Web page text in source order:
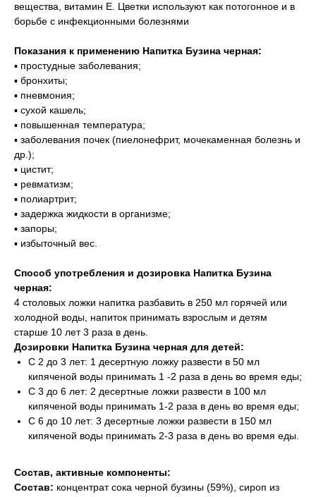
вещества, витамин Е. Цветки используют как потогонное и в
борьбе с инфекционными болезнями
Показания к применению Напитка Бузина черная:
▪️ простудные заболевания;
▪️ бронхиты;
▪️ пневмония;
▪️ сухой кашель;
▪️ повышенная температура;
▪️ заболевания почек (пиелонефрит, мочекаменная болезнь и
др.);
▪️ цистит;
▪️ ревматизм;
▪️ полиартрит;
▪️ задержка жидкости в организме;
▪️ запоры;
▪️ избыточный вес.
Способ употребления и дозировка Напитка Бузина
черная:
4 столовых ложки напитка разбавить в 250 мл горячей или
холодной воды, напиток принимать взрослым и детям
старше 10 лет 3 раза в день.
Дозировки Напитка Бузина черная для детей:
С 2 до 3 лет: 1 десертную ложку развести в 50 мл
кипяченой воды принимать 1 -2 раза в день во время еды;
С 3 до 6 лет: 2 десертные ложки развести в 100 мл
кипяченой воды принимать 1-2 раза в день во время еды;
С 6 до 10 лет: 3 десертные ложки развести в 150 мл
кипяченой воды принимать 2-3 раза в день во время еды.
Состав, активные компоненты:
Состав: концентрат сока черной бузины (59%), сироп из